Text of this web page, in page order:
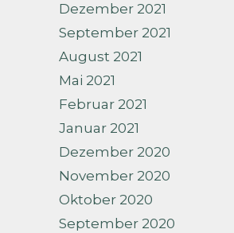
Dezember 2021
September 2021
August 2021
Mai 2021
Februar 2021
Januar 2021
Dezember 2020
November 2020
Oktober 2020
September 2020